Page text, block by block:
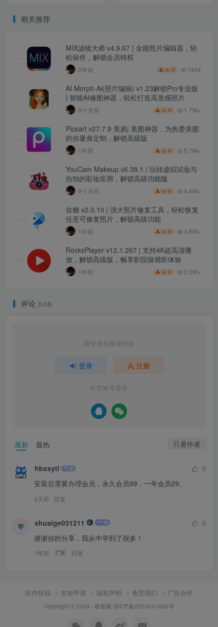
相关推荐
MIX滤镜大师 v4.9.67 | 全能照片编辑器，轻
松操作，解锁会员特权
2年前 10 7404
AI Morph-Ai(照片编辑) v1.23解锁Pro专业版
| 智能AI修图神器，轻松打造高质感照片
9个月前 10 1.7W+
Picsart v27.7.9 美易| 美图神器，为热爱美图
的你量身定制，解锁高级版
1年前 10 5.7W+
YouCam Makeup v6.38.1 | 玩转虚拟试妆与
自拍的彩妆应用，解锁高级功能版
9个月前 10 4.4W+
佐糖 v2.0.10 | 强大照片修复工具，轻松恢复
任意可修复照片，解锁高级功能
1年前 10 3.8W+
RocksPlayer v12.1.267 | 支持4K超高清播
放，解锁高级版，畅享影院级视听体验
1年前 10 2.2W+
评论 共2条
请登录后发表评论
登录 注册
社交账号登录
最新 最热 只看作者
hbxsytl
0
安装后需要办理会员，永久会员99，一年会员29。
4天前 回复
shuaige031211
0
谢谢你的分享，我从中学到了很多！
1年前 广东 回复
软件投稿 友链申请 版权声明 免责我们 广告合作
Copyright © 2024 · 极客酱·苏ICP备2023031482号